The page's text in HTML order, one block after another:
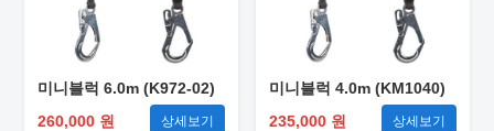
미니블럭 6.0m (K972-02)
260,000 원
상세보기
미니블럭 4.0m (KM1040)
235,000 원
상세보기